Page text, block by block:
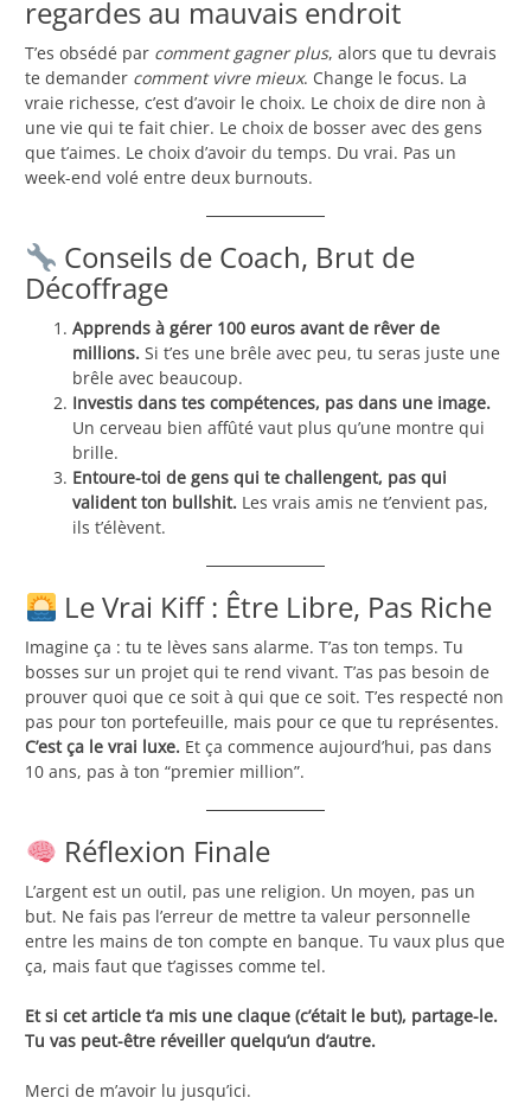
regardes au mauvais endroit
T’es obsédé par comment gagner plus, alors que tu devrais
te demander comment vivre mieux. Change le focus. La
vraie richesse, c’est d’avoir le choix. Le choix de dire non à
une vie qui te fait chier. Le choix de bosser avec des gens
que t’aimes. Le choix d’avoir du temps. Du vrai. Pas un
week-end volé entre deux burnouts.
Conseils de Coach, Brut de
Décoffrage
Apprends à gérer 100 euros avant de rêver de
millions. Si t’es une brêle avec peu, tu seras juste une
brêle avec beaucoup.
Investis dans tes compétences, pas dans une image.
Un cerveau bien affûté vaut plus qu’une montre qui
brille.
Entoure-toi de gens qui te challengent, pas qui
valident ton bullshit. Les vrais amis ne t’envient pas,
ils t’élèvent.
Le Vrai Kiff : Être Libre, Pas Riche
Imagine ça : tu te lèves sans alarme. T’as ton temps. Tu
bosses sur un projet qui te rend vivant. T’as pas besoin de
prouver quoi que ce soit à qui que ce soit. T’es respecté non
pas pour ton portefeuille, mais pour ce que tu représentes.
C’est ça le vrai luxe. Et ça commence aujourd’hui, pas dans
10 ans, pas à ton “premier million”.
Réflexion Finale
L’argent est un outil, pas une religion. Un moyen, pas un
but. Ne fais pas l’erreur de mettre ta valeur personnelle
entre les mains de ton compte en banque. Tu vaux plus que
ça, mais faut que t’agisses comme tel.
Et si cet article t’a mis une claque (c’était le but), partage-le.
Tu vas peut-être réveiller quelqu’un d’autre.
Merci de m’avoir lu jusqu’ici.